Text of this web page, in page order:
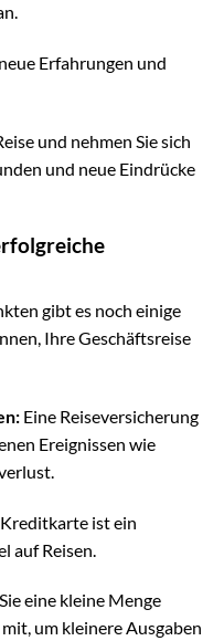
Erfahrungen und
und nehmen Sie sich
und neue Eindrücke
gibt es noch einige
Ihre Geschäftsreise
Eine Reiseversicherung
Ereignissen wie
ist ein
auf Reisen.
eine kleine Menge
um kleinere Ausgaben